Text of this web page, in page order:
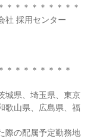
＊＊＊＊＊＊＊＊＊
社 採用センター
＊＊＊＊＊＊＊＊
城県、埼玉県、東京
歌山県、広島県、福
際の配属予定勤務地